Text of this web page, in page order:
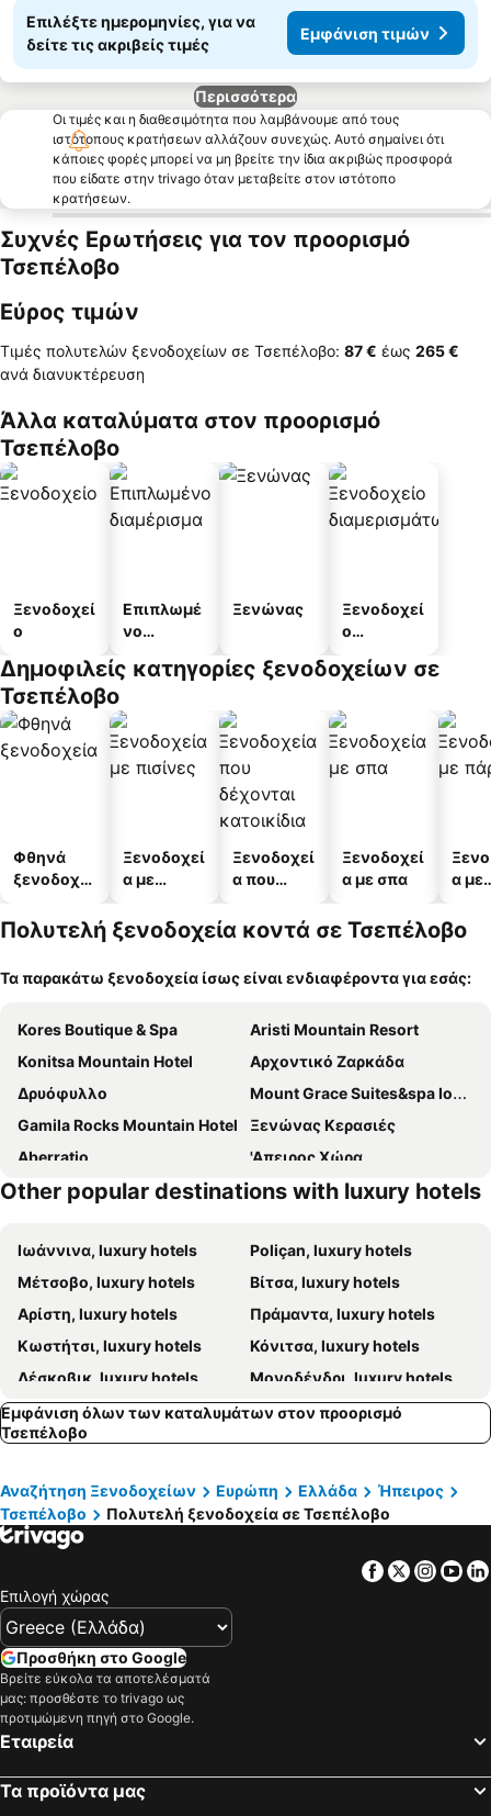
Επιλέξτε ημερομηνίες, για να
δείτε τις ακριβείς τιμές
Εμφάνιση τιμών
Περισσότερα
Οι τιμές και η διαθεσιμότητα που λαμβάνουμε από τους
ιστότοπους κρατήσεων αλλάζουν συνεχώς. Αυτό σημαίνει ότι
κάποιες φορές μπορεί να μη βρείτε την ίδια ακριβώς προσφορά
που είδατε στην trivago όταν μεταβείτε στον ιστότοπο
κρατήσεων.
Συχνές Ερωτήσεις για τον προορισμό
Τσεπέλοβο
Εύρος τιμών
Τιμές πολυτελών ξενοδοχείων σε Τσεπέλοβο: ‎87 € έως ‎265 €
ανά διανυκτέρευση
Άλλα καταλύματα στον προορισμό
Τσεπέλοβο
Ξενοδοχεί
ο
Επιπλωμέ
νο
α
Ξενώνας
Ξενοδοχεί
ο
άτων
Δημοφιλείς κατηγορίες ξενοδοχείων σε
Τσεπέλοβο
Φθηνά
ξενοδοχεί
Ξενοδοχεί
α με
Ξενοδοχεί
α που
κατοικίδι
Ξενοδοχεί
α με σπα
α με
Πολυτελή ξενοδοχεία κοντά σε Τσεπέλοβο
Τα παρακάτω ξενοδοχεία ίσως είναι ενδιαφέροντα για εσάς:
Kores Boutique & Spa
Aristi Mountain Resort
Konitsa Mountain Hotel
Αρχοντικό Ζαρκάδα
Δρυόφυλλο
Mount Grace Suites&spa Ioannina
Gamila Rocks Mountain Hotel
Ξενώνας Κερασιές
Aberratio
'Απειρος Χώρα
Other popular destinations with luxury hotels
Ιωάννινα, luxury hotels
Poliçan, luxury hotels
Μέτσοβο, luxury hotels
Βίτσα, luxury hotels
Αρίστη, luxury hotels
Πράμαντα, luxury hotels
Κωστήτσι, luxury hotels
Κόνιτσα, luxury hotels
Λέσκοβικ, luxury hotels
Μονοδένδρι, luxury hotels
Άνω Πεδινά, luxury hotels
Ελάτη, luxury hotels
Δωδώνη, luxury hotels
Συρράκο, luxury hotels
Εμφάνιση όλων των καταλυμάτων στον προορισμό
Τσεπέλοβο
Αναζήτηση Ξενοδοχείων Ευρώπη Ελλάδα
Ήπειρος
Τσεπέλοβο
Πολυτελή ξενοδοχεία σε Τσεπέλοβο
Facebook
Twitter
Επιλογή χώρας
Προσθήκη στο Google
Βρείτε εύκολα τα αποτελέσματά
μας: προσθέστε το trivago ως
προτιμώμενη πηγή στο Google.
Εταιρεία
Τα προϊόντα μας